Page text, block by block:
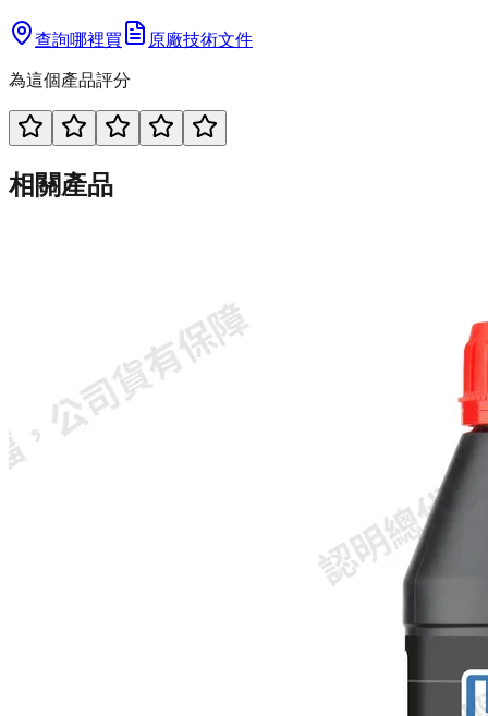
查詢哪裡買 原廠技術文件
為這個產品評分
相關產品